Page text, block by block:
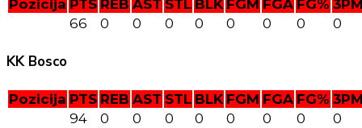
Pozicija PTS REB AST STL BLK FGM FGA FG%
66
0 0 0 0 0 0 0 0
KK Bosco
Pozicija PTS REB AST STL BLK FGM FGA FG%
94
0 0 0 0 0 0 0 0